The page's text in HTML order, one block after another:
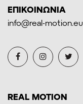
ΕΠΙΚΟΙΝΩΝΙΑ
info@real-motion.eu
REAL MOTION